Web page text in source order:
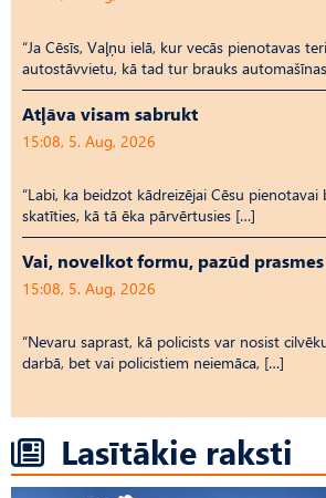
“Ja Cēsīs, Vaļņu ielā, kur vecās pienotavas
autostāvvietu, kā tad tur brauks
Atļāva visam sabrukt
15:08, 5. Aug, 2026
“Labi, ka beidzot kādreizējai Cēsu pienotavai
skatīties, kā tā ēka pārvērtusies […]
Vai, novelkot formu, pazūd prasmes
15:08, 5. Aug, 2026
“Nevaru saprast, kā policists var nosist
darbā, bet vai policistiem neiemāca, […]
Lasītākie raksti